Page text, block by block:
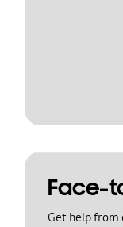
Face-
Get help